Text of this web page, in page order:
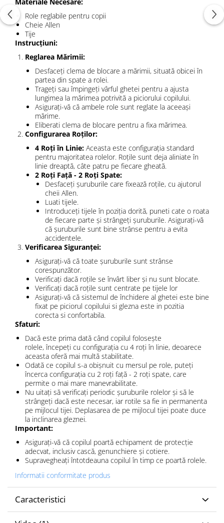
Role reglabile pentru copii
Cheie Allen
Tije
Instrucțiuni:
Reglarea Mărimii:
Desfaceți clema de blocare a mărimii, situată obicei în
partea din spate a rolei.
Trageți sau împingeți vârful ghetei pentru a ajusta
lungimea la mărimea potrivită a piciorului copilului.
Asigurați-vă că ambele role sunt reglate la aceeași
mărime.
Eliberati clema de blocare pentru a fixa mărimea.
Configurarea Roților:
4 Roți în Linie: Aceasta este configurația standard
pentru majoritatea rolelor. Roțile sunt deja aliniate în
linie dreaptă, câte patru pe fiecare gheată.
2 Roți Față - 2 Roți Spate:
Desfaceți șuruburile care fixează roțile, cu ajutorul
cheii Allen.
Luati tijele.
Introduceți tijele în poziția dorită, puneti cate o roata
de fiecare parte și strângeți șuruburile. Asigurați-vă
că șuruburile sunt bine strânse pentru a evita
accidentele.
Verificarea Siguranței:
Asigurați-vă că toate șuruburile sunt strânse
corespunzător.
Verificați dacă roțile se învârt liber și nu sunt blocate.
Verificați dacă roțile sunt centrate pe tijele lor
Asigurați-vă că sistemul de închidere al ghetei este bine
fixat pe piciorul copilului si glezna este in pozitia
corecta si confortabila.
Sfaturi:
Dacă este prima dată când copilul folosește
rolele, începeți cu configurația cu 4 roți în linie, deoarece
aceasta oferă mai multă stabilitate.
Odată ce copilul s-a obișnuit cu mersul pe role, puteți
încerca configurația cu 2 roți față - 2 roți spate, care
permite o mai mare manevrabilitate.
Nu uitați să verificați periodic șuruburile rolelor și să le
strângeți dacă este necesar, iar rotile sa fie in permanenta
pe mijlocul tijei. Deplasarea de pe mijlocul tijei poate duce
la inclinarea gleznei.
Important:
Asigurați-vă că copilul poartă echipament de protecție
adecvat, inclusiv cască, genunchiere și cotiere.
Supravegheați întotdeauna copilul în timp ce poartă rolele.
Informatii conformitate produs
Caracteristici